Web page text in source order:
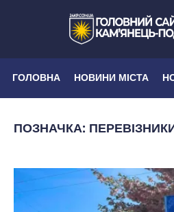
ГОЛОВНА НОВИНИ МІСТА
ПОЗНАЧКА: